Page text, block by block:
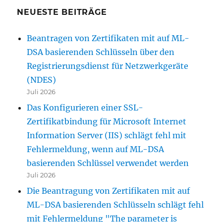
NEUESTE BEITRÄGE
Beantragen von Zertifikaten mit auf ML-
DSA basierenden Schlüsseln über den
Registrierungsdienst für Netzwerkgeräte
(NDES)
Juli 2026
Das Konfigurieren einer SSL-
Zertifikatbindung für Microsoft Internet
Information Server (IIS) schlägt fehl mit
Fehlermeldung, wenn auf ML-DSA
basierenden Schlüssel verwendet werden
Juli 2026
Die Beantragung von Zertifikaten mit auf
ML-DSA basierenden Schlüsseln schlägt fehl
mit Fehlermeldung "The parameter is